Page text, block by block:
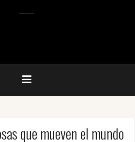
que mueven el mundo